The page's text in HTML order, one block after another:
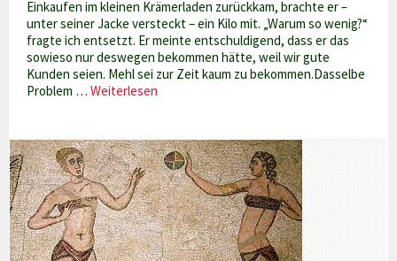
Einkaufen im kleinen Krämerladen zurückkam, brachte er –
unter seiner Jacke versteckt – ein Kilo mit. „Warum so wenig?“
fragte ich entsetzt. Er meinte entschuldigend, dass er das
sowieso nur deswegen bekommen hätte, weil wir gute
Kunden seien. Mehl sei zur Zeit kaum zu bekommen.Dasselbe
Problem …Weiterlesen
keinen
Couscous
gibt…